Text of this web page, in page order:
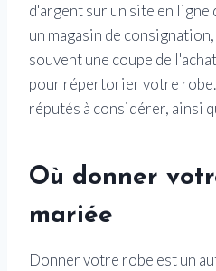
d'argent sur un site en ligne
un magasin de
souvent une coupe de
pour répertorier votre
réputés à considérer, ainsi
Où donner
mariée
Donner votre robe est un